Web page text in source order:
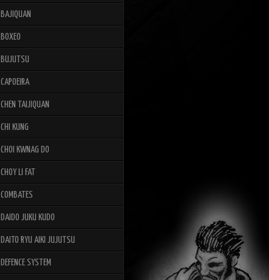
BAJIQUAN
BOXEO
BUJUTSU
CAPOEIRA
CHEN TAIJIQUAN
CHI KUNG
CHOI KWNAG DO
CHOY LI FAT
COMBATES
DAIDO JUKU KUDO
DAITO RYU AIKI JUJUTSU
DEFENCE SYSTEM